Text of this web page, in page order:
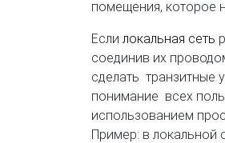
помещения, которое
Если локальная сеть
соединив их
сделать транзитные
понимание всех
использованием
Пример: в локальной